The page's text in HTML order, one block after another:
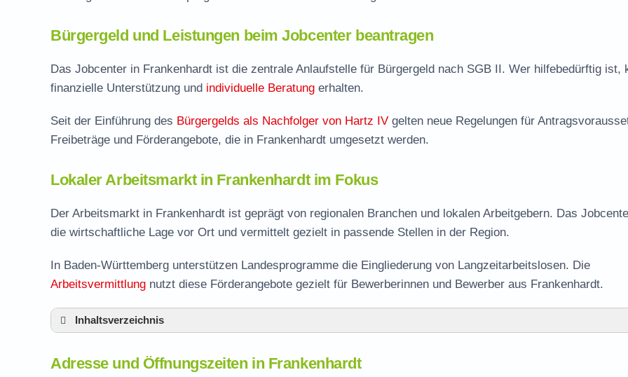
Bürgergeld und Leistungen beim Jobcenter beantragen
Das Jobcenter in Frankenhardt ist die zentrale Anlaufstelle für Bürgergeld nach SGB II. Wer hilfebedürftig ist,
finanzielle Unterstützung und individuelle Beratung erhalten.
Seit der Einführung des Bürgergelds als Nachfolger von Hartz IV gelten neue Regelungen für
Freibeträge und Förderangebote, die in Frankenhardt umgesetzt werden.
Lokaler Arbeitsmarkt in Frankenhardt im Fokus
Der Arbeitsmarkt in Frankenhardt ist geprägt von regionalen Branchen und lokalen Arbeitgebern. Das
die wirtschaftliche Lage vor Ort und vermittelt gezielt in passende Stellen in der Region.
In Baden-Württemberg unterstützen Landesprogramme die Eingliederung von Langzeitarbeitslosen. Die
Arbeitsvermittlung nutzt diese Förderangebote gezielt für Bewerberinnen und Bewerber aus Frankenhardt.
Inhaltsverzeichnis
Leistungen der Arbeitsvermittlung in Frankenhardt
Adresse und Öffnungszeiten in Frankenhardt